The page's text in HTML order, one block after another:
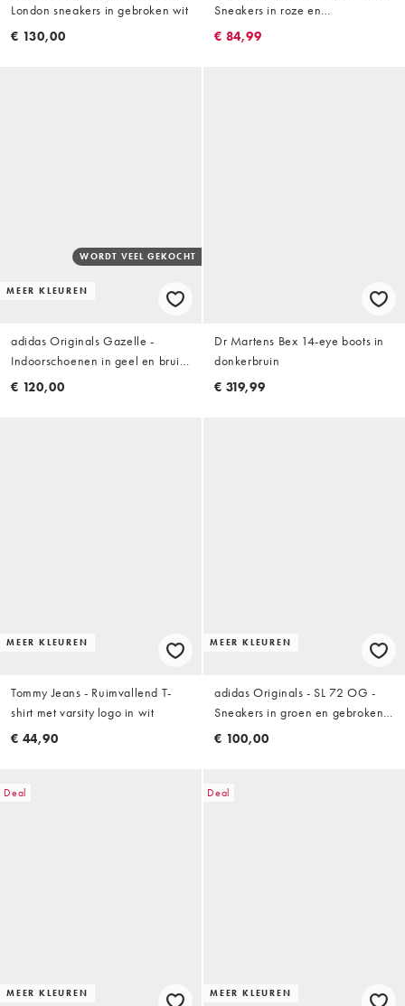
London sneakers in gebroken wit
€ 130,00
Sneakers in roze en
bordeauxrood
€ 84,99
MEER KLEUREN
WORDT VEEL GEKOCHT
adidas Originals Gazelle -
Indoorschoenen in geel en bruin
met rubberen zool
€ 120,00
Dr Martens Bex 14-eye boots in
donkerbruin
€ 319,99
MEER KLEUREN
Tommy Jeans - Ruimvallend T-
shirt met varsity logo in wit
€ 44,90
MEER KLEUREN
adidas Originals - SL 72 OG -
Sneakers in groen en gebroken
wit
€ 100,00
Deal
MEER KLEUREN
Deal
MEER KLEUREN